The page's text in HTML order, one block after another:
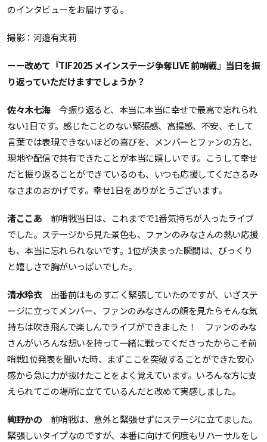
のインタビューをお届けする。
撮影：河邉有実莉
ーー改めて『TIF2025 メインステージ争奪LIVE 前哨戦』当日を振
り返っていただけますでしょうか？
佐々木七海今振り返ると、本当に本当に幸せで最高で忘れられ
ない1日です。感じたことのない緊張感、高揚感、不安、そして
言葉では表現できないほどの喜びを、メンバーとファンの方と、
現地や配信で共有できたことが本当に嬉しいです。こうして幸せ
だと振り返ることができているのも、いつも応援してくださるみ
なさまのおかげです。幸せ1日をありがとうございます。
渚ここあ 前哨戦当日は、これまでで1番気持ちが入ったライブ
でした。ステージから見た景色も、ファンのみなさんの熱い応援
も、本当に忘れられないです。1位が決まった瞬間は、びっくり
と嬉しさで胸がいっぱいでした。
清水玲衣出番前はものすごく緊張していたのですが、いざステ
ージに立ってメンバー、ファンのみなさんの顔を見たらそんな気
持ちは吹き飛んで楽しんでライブができました！ ファンのみな
さんがいろんな想いを持って一緒に戦ってくださったからこそ前
哨戦1位発表を聞いた時、まずここを突破することができた安心
感から急に力が抜けたことをよく覚えています。いろんな方に支
えられてこの場所に立てているんだと改めて実感しました。
絢野かの 前哨戦は、意外と緊張せずにステージに立てました。
緊張しいタイプなのですが、本番に向けて何度もリハーサルをし